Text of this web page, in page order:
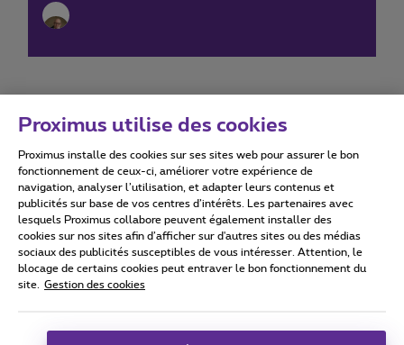
Conditions d'utilisation Accessibility statement
Tous droits réservés. © 2026 Proximus
Conditions générales, info consommateur
Proximus utilise des cookies
Proximus installe des cookies sur ses sites web pour assurer le bon
fonctionnement de ceux-ci, améliorer votre expérience de
navigation, analyser l’utilisation, et adapter leurs contenus et
publicités sur base de vos centres d’intérêts. Les partenaires avec
lesquels Proximus collabore peuvent également installer des
cookies sur nos sites afin d’afficher sur d'autres sites ou des médias
sociaux des publicités susceptibles de vous intéresser. Attention, le
blocage de certains cookies peut entraver le bon fonctionnement du
site.
Gestion des cookies